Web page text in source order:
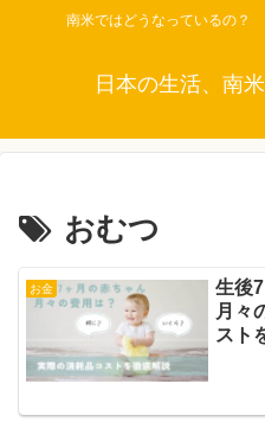
南米ではどうなっているの
日本の生活、南
おむつ
お金
生後
月々
スト